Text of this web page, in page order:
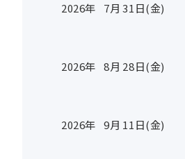
2026年 7月 31日(金)
2026年 8月 28日(金)
2026年 9月 11日(金)